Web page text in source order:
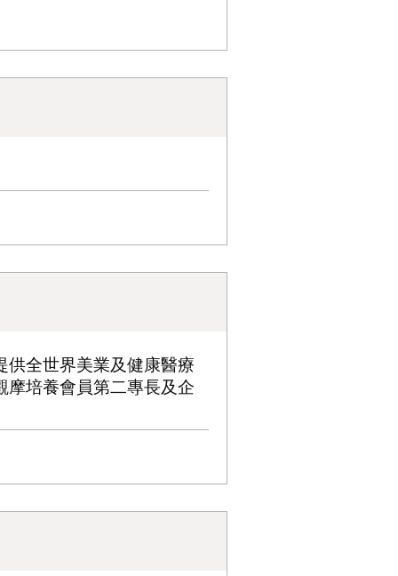
供全世界美業及健康醫療
摩培養會員第二專長及企